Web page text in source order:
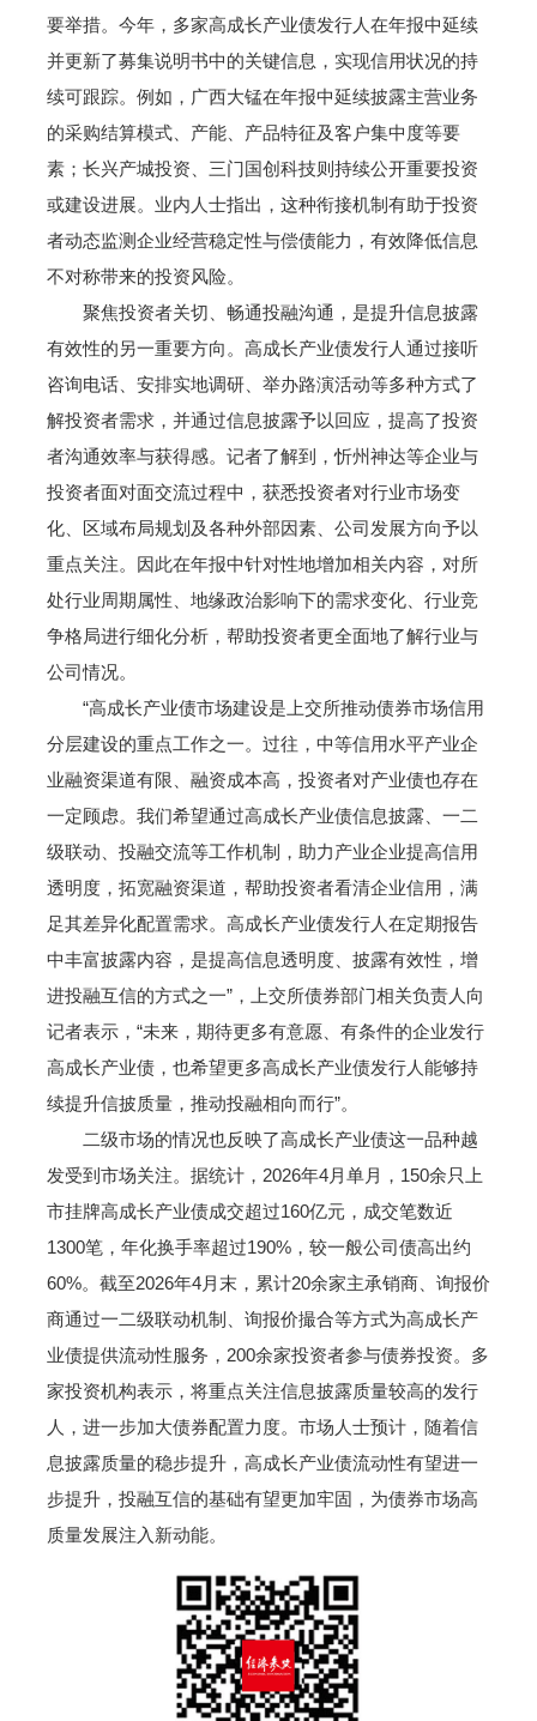
要举措。今年，多家高成长产业债发行人在年报中延续
并更新了募集说明书中的关键信息，实现信用状况的持
续可跟踪。例如，广西大锰在年报中延续披露主营业务
的采购结算模式、产能、产品特征及客户集中度等要
素；长兴产城投资、三门国创科技则持续公开重要投资
或建设进展。业内人士指出，这种衔接机制有助于投资
者动态监测企业经营稳定性与偿债能力，有效降低信息
不对称带来的投资风险。
聚焦投资者关切、畅通投融沟通，是提升信息披露
有效性的另一重要方向。高成长产业债发行人通过接听
咨询电话、安排实地调研、举办路演活动等多种方式了
解投资者需求，并通过信息披露予以回应，提高了投资
者沟通效率与获得感。记者了解到，忻州神达等企业与
投资者面对面交流过程中，获悉投资者对行业市场变
化、区域布局规划及各种外部因素、公司发展方向予以
重点关注。因此在年报中针对性地增加相关内容，对所
处行业周期属性、地缘政治影响下的需求变化、行业竞
争格局进行细化分析，帮助投资者更全面地了解行业与
公司情况。
“高成长产业债市场建设是上交所推动债券市场信用
分层建设的重点工作之一。过往，中等信用水平产业企
业融资渠道有限、融资成本高，投资者对产业债也存在
一定顾虑。我们希望通过高成长产业债信息披露、一二
级联动、投融交流等工作机制，助力产业企业提高信用
透明度，拓宽融资渠道，帮助投资者看清企业信用，满
足其差异化配置需求。高成长产业债发行人在定期报告
中丰富披露内容，是提高信息透明度、披露有效性，增
进投融互信的方式之一”，上交所债券部门相关负责人向
记者表示，“未来，期待更多有意愿、有条件的企业发行
高成长产业债，也希望更多高成长产业债发行人能够持
续提升信披质量，推动投融相向而行”。
二级市场的情况也反映了高成长产业债这一品种越
发受到市场关注。据统计，2026年4月单月，150余只上
市挂牌高成长产业债成交超过160亿元，成交笔数近
1300笔，年化换手率超过190%，较一般公司债高出约
60%。截至2026年4月末，累计20余家主承销商、询报价
商通过一二级联动机制、询报价撮合等方式为高成长产
业债提供流动性服务，200余家投资者参与债券投资。多
家投资机构表示，将重点关注信息披露质量较高的发行
人，进一步加大债券配置力度。市场人士预计，随着信
息披露质量的稳步提升，高成长产业债流动性有望进一
步提升，投融互信的基础有望更加牢固，为债券市场高
质量发展注入新动能。